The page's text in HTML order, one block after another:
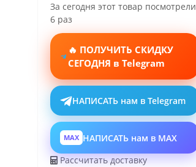
За сегодня этот товар посмотрели
6 раз
🔥 ПОЛУЧИТЬ СКИДКУ
СЕГОДНЯ в Telegram
НАПИСАТЬ нам в Telegram
MAX НАПИСАТЬ нам в MAX
Рассчитать доставку